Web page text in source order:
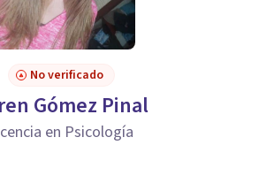
No verificado
Gómez Pinal
en Psicología